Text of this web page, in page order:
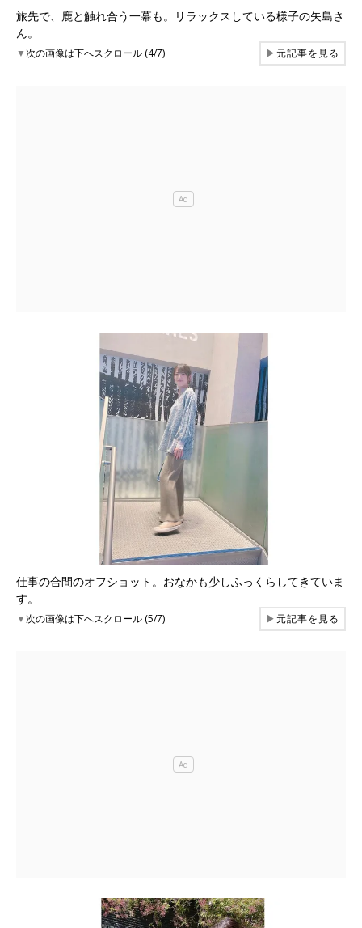
旅先で、鹿と触れ合う一幕も。リラックスしている様子の矢島さ
ん。
▼次の画像は下へスクロール (4/7) ▶元記事を見る
仕事の合間のオフショット。おなかも少しふっくらしてきていま
す。
▼次の画像は下へスクロール (5/7) ▶元記事を見る